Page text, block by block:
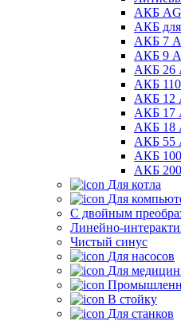
АКБ
АКБ для
АКБ 7
АКБ 9
АКБ 26
АКБ
АКБ 12
АКБ 17
АКБ 18
АКБ 55
АКБ
АКБ
Для котла
Для
C двойным
Линейно-
Чистый синус
Для насосов
Для
В стойку
Для станков